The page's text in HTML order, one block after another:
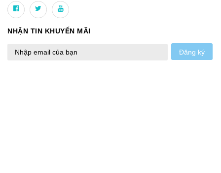
NHẬN TIN KHUYẾN MÃI
Đăng ký